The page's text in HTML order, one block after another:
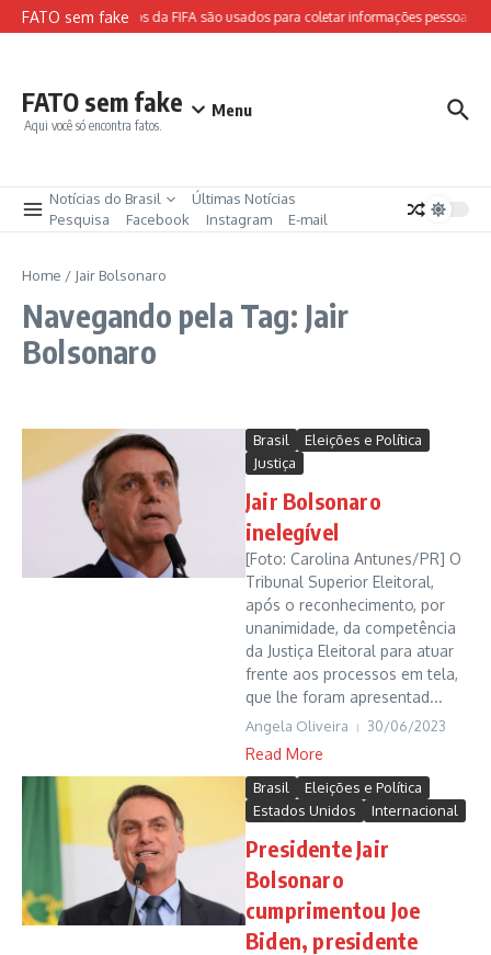
Ir para o conteúdo
FATO sem fakeSites falsos da FIFA são usados para coletar informações pessoais e
FATO sem fake
Aqui você só encontra fatos.
Menu
Notícias do Brasil
Últimas Notícias
Pesquisa
Facebook Instagram E-mail
Home / Jair Bolsonaro
Navegando pela Tag: Jair
Bolsonaro
Brasil
Eleições e Política
Justiça
Jair Bolsonaro
inelegível
[Foto: Carolina Antunes/PR] O
Tribunal Superior Eleitoral,
após o reconhecimento, por
unanimidade, da competência
da Justiça Eleitoral para atuar
frente aos processos em tela,
que lhe foram apresentad...
Angela Oliveira 30/06/2023
Read More
Brasil
Eleições e Política
Estados Unidos
Internacional
Presidente Jair
Bolsonaro
cumprimentou Joe
Biden, presidente